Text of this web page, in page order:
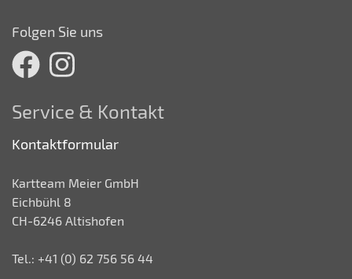
Folgen Sie uns
Service & Kontakt
Kontaktformular
Kartteam Meier GmbH
Eichbühl 8
CH-6246 Altishofen
Tel.: +41 (0) 62 756 56 44